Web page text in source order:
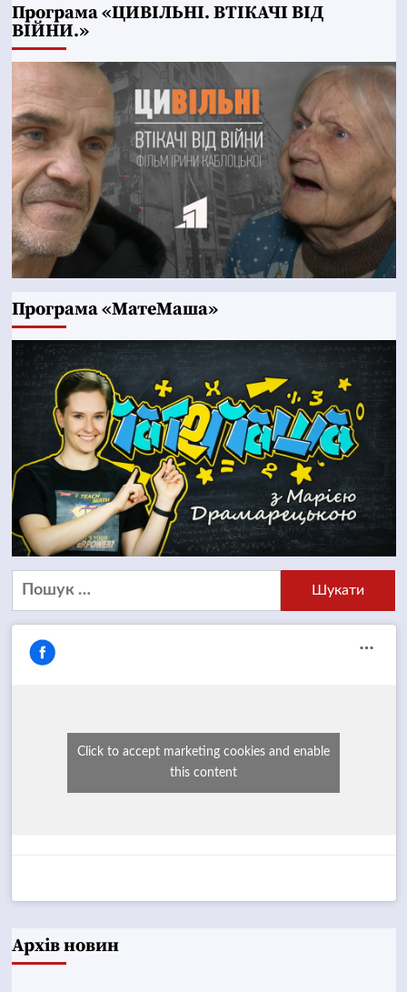
Програма «ЦИВІЛЬНІ. ВТІКАЧІ ВІД
ВІЙНИ.»
Програма «МатеМаша»
Пошук:
Click to accept marketing cookies and enable
this content
Архів новин